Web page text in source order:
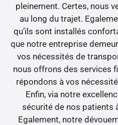
pleinement. Certes, nous
au long du trajet.
qu’ils sont installés
que notre entreprise
vos nécessités de
nous offrons des services
répondons à vos
Enfin, via notre
sécurité de nos patients
Egalement, notre